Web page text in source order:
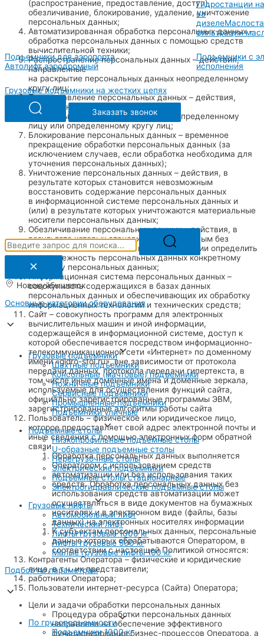
Гидростанции
на
дизеле
фильтрации
Подъемники для аэропорта
Автолифт аэродромный
Подъемники с
исполнения
Грузовые подъемники на жестких цепях
Заказать звонок
Новокуйбышевск
Основные категории оборудования
Грузовые подъемники
Шахтные подъемники
Консольные (мачтовые) подъемники
Ножничные подъемники
Сервисные подъемники
Промышленные подъемники
Подъемники уличные
Подъемные столы
Низкопрофильные подъемные столы
U-образные подъемные столы
Перегрузочные столы
Электрические подъемники
Подъемные столы стационарные
Электрогидравлические подъемные столы
Грузовые лифты
Автомобильный лифт
Технический лифт
Лифты грузовые 1000 кг
Лифты грузовые 500 кг
Малые грузовые лифты 100 кг
Подбор по параметрам
По грузоподъемности
Подъемники 1000 кг
(распространение, предоставление, доступ),
обезличивание, блокирование, удаление, уничтожение
персональных данных;
Автоматизированная обработка персональных данных –
обработка персональных данных с помощью средств
вычислительной техники;
Распространение персональных данных – действия,
направленные
на раскрытие персональных данных неопределенному
кругу лиц;
Предоставление персональных данных – действия,
направленные
на раскрытие персональных данных определенному
лицу или определенному кругу лиц;
Блокирование персональных данных – временное
прекращение обработки персональных данных (за
исключением случаев, если обработка необходима для
уточнения персональных данных);
Уничтожение персональных данных – действия, в
результате которых становится невозможным
восстановить содержание персональных данных
в информационной системе персональных данных и
(или) в результате которых уничтожаются материальные
носители персональных данных;
Обезличивание персональных данных – действия, в
результате которых становится невозможным без
использования дополнительной информации определить
принадлежность персональных данных конкретному
субъекту персональных данных;
Информационная система персональных данных –
совокупность содержащихся в базах данных
персональных данных и обеспечивающих их обработку
информационных технологий и технических средств;
Сайт – совокупность программ для электронных
вычислительных машин и иной информации,
содержащейся в информационной системе, доступ к
которой обеспечивается посредством информационно-
телекоммуникационной сети «Интернет» по доменному
имени «gidro-stol.ru», вне зависимости от протокола
передачи данных, протокола передачи гипертекста, в
том числе иные доменные имена и доменные зеркала,
используемые для осуществления функций сайта,
официально зарегистрированные программы ЭВМ,
зарегистрированные алгоритмы работы сайта
Пользователь – физическое или юридическое лицо,
которое предоставляет свой адрес электронной почты и
иные сведения с помощью электронных форм обратной
связи
Обработка персональных данных выполняется
Оператором с использованием средств
автоматизации или без использования таких
средств. Обработка персональных данных без
использования средств автоматизации может
осуществляться в виде документов на бумажных
носителях и в электронном виде (файлы, базы
данных) на электронных носителях информации
К субъектам персональных данных, персональные
данные которых обрабатываются Оператором, в
соответствии с настоящей Политикой относятся:
Контрагенты Оператора – физические и юридические
лица, в т.ч. их представители;
работники Оператора;
Пользователи интернет-ресурса (Сайта) Оператора;
Цели и задачи обработки персональных данных
Процедура обработки персональных данных
направлена на обеспечение эффективного
функционирования бизнес-процессов Оператора, а